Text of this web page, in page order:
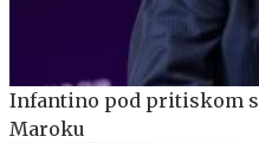
Infantino pod pritiskom
Maroku